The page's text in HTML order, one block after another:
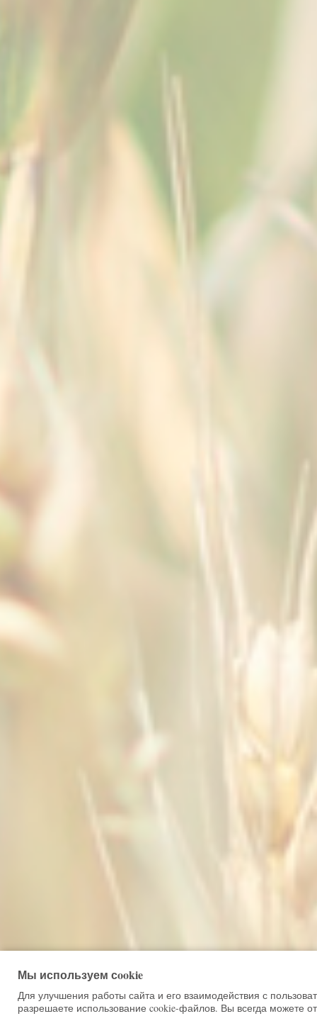
Мы используем сookie
Для улучшения работы сайта и его взаимодействия с
разрешаете использование cookie-файлов. Вы всегда можете